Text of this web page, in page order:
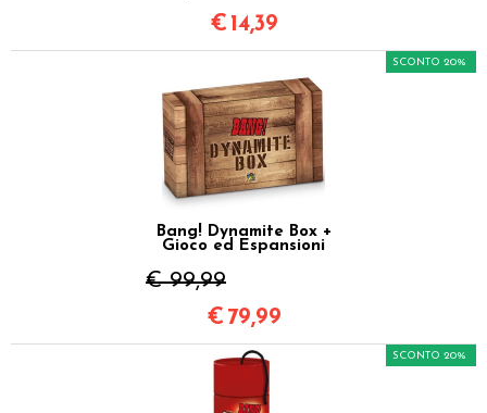
€ 14,39
Bang! Dynamite Box +
Gioco ed Espansioni
€ 99,99
SCONTO 20%
€ 79,99
SCONTO 20%